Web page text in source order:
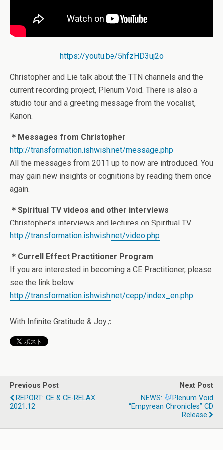
https://youtu.be/5hfzHD3uj2o
Christopher and Lie talk about the TTN channels and the
current recording project, Plenum Void. There is also a
studio tour and a greeting message from the vocalist,
Kanon.
＊Messages from Christopher
http://transformation.ishwish.net/message.php
All the messages from 2011 up to now are introduced. You
may gain new insights or cognitions by reading them once
again.
＊Spiritual TV videos and other interviews
Christopher’s interviews and lectures on Spiritual TV.
http://transformation.ishwish.net/video.php
＊Currell Effect Practitioner Program
If you are interested in becoming a CE Practitioner, please
see the link below.
http://transformation.ishwish.net/cepp/index_en.php
With Infinite Gratitude & Joy♫
Previous Post
REPORT: CE & CE-RELAX
2021.12
Next Post
NEWS:
Plenum Void
“Empyrean Chronicles” CD
Release